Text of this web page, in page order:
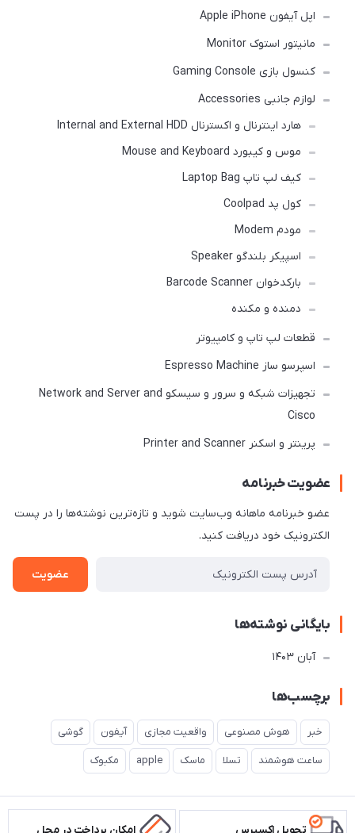
اپل آیفون Apple iPhone
مانیتور استوک Monitor
کنسول بازی Gaming Console
لوازم جانبی Accessories
هارد اینترنال و اکسترنال Internal and External HDD
موس و کیبورد Mouse and Keyboard
کیف لپ تاپ Laptop Bag
کول پد Coolpad
مودم Modem
اسپیکر بلندگو Speaker
بارکدخوان Barcode Scanner
دمنده و مکنده
قطعات لپ تاپ و کامپیوتر
اسپرسو ساز Espresso Machine
تجهیزات شبکه و سرور و سیسکو Network and Server and
Cisco
پرینتر و اسکنر Printer and Scanner
عضویت خبرنامه
عضو خبرنامه ماهانه وب‌سایت شوید و تازه‌ترین نوشته‌ها را در پست
الکترونیک خود دریافت کنید.
عضویت
بایگانی نوشته‌ها
آبان 1403
برچسب‌ها
خبر هوش مصنوعی واقعیت مجازی آیفون گوشی
ساعت هوشمند تسلا ماسک apple مکبوک
تحویل اکسپرس امکان پرداخت در محل